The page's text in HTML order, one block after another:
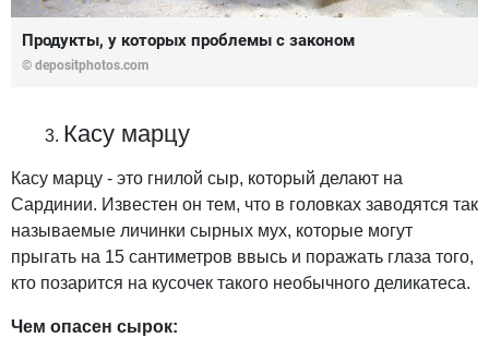
Продукты, у которых проблемы с законом
© depositphotos.com
Касу марцу
Касу марцу - это гнилой сыр, который делают на
Сардинии. Известен он тем, что в головках заводятся так
называемые личинки сырных мух, которые могут
прыгать на 15 сантиметров ввысь и поражать глаза того,
кто позарится на кусочек такого необычного деликатеса.
Чем опасен сырок: